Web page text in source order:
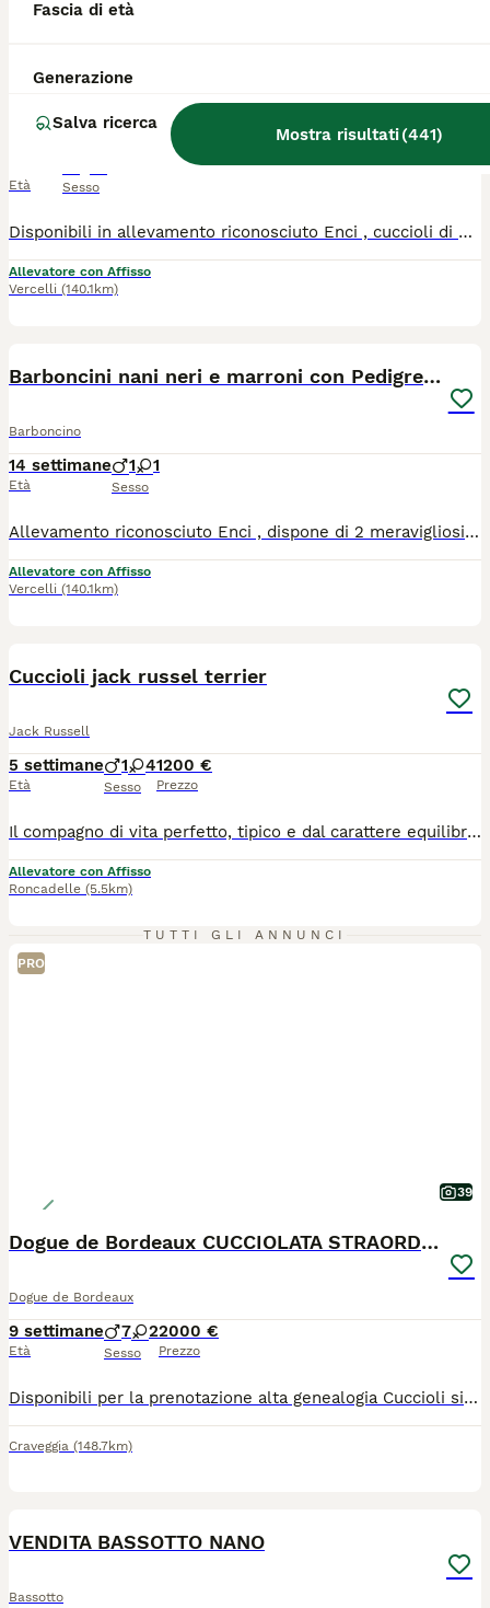
Fascia di età
Generazione
Salva ricerca
Mostra risultati(441)
Barboncini fulvi toy e nani con Pedigree
Barboncino
Età Sesso
Disponibili in allevamento riconosciuto Enci , cuccioli di Barbone toy e nani , in colorazione : Red , Albicocca e Champagne . In questo momento abbiamo anche un toy che rimarrà piccolissimo . Abbiamo cuccioli appena nati , che si possono prenotare e cuccioli gia pronti per andare in famiglia , in base alle esigenze del cliente . contatti : Grazia 3487693269 Verranno consegnati con Pedigree Enci , ciclo vaccinale , inoculazione del microcip , iscrizione all'anagrafe canina , dieta personalizzata ed inoltre già abituati all'uso della traversina . Genitori con test genetici e visibili in allevamento . Non esitate a contattarci per qualunque chiarimento , sapremo sicuramente indirizzarvi sulla tipologia di cucciolo che fa per voi . I nostri contatti potete trovarli anche sul nostro sito internet : WWW.DELLANTICOULIVO:IT Siamo in Piemonte , in provincia di Vercelli ( Borgo d'Ale ) tre Vercelli e Torino .
Allevatore con Affisso
Vercelli (140.1km)
Barboncini nani neri e marroni con Pedigree Enci
Barboncino
14 settimane
Età
1 1
Sesso
Allevamento riconosciuto Enci , dispone di 2 meravigliosi cuccioli di barbone nero ( 1 maschio e 1 femmina ). Disponibili anche 1 maschio e 1 femmina di marroni nati il 01/08/2026 . Saranno pronti per le nuove famiglie dopo i 70 /90 giorni , muniti di Pedigree Enci , 3 vaccinazioni , sverminazioni e gia abituati all'uso della traversina . Contattare Grazia al 3487693269 Il nostro contatto lo trovate anche sul nostro sito web : www.dellanticoulivo.it I genitori sono visibili e testati contro le principali malattie ereditarie .
Allevatore con Affisso
Vercelli (140.1km)
Cuccioli jack russel terrier
Jack Russell
5 settimane
Età
1 4
Sesso
1200 €
Prezzo
Il compagno di vita perfetto, tipico e dal carattere equilibrato vi sta aspettando! Il nostro Allevamento Professionale con Affisso Riconosciuto ENCI / FCI annuncia la disponibilità di una meravigliosa cucciolata di Jack Russell Terrier a pelo liscio. I piccoli sono nati e cresciuti in un ambiente domestico, circondati da costanti stimoli per garantire una corretta socializzazione e un temperamento sereno, sicuro e fiducioso. Disponibili per la prenotazione: 4 splendide femminucce 🎀 1 dolcissimo maschietto 💙 Come allevamento professionale, la tutela della salute, la selezione morfologica e la trasparenza sono i nostri pilastri fondamentali. Ogni cucciolo verrà ceduto esclusivamente dopo i 60 giorni di vita, munito di: Pedigree ROI con prestigioso Affisso ENCI/FCI (certificato ufficiale di genealogia e purezza) Microchip inserito e registrazione all'anagrafe canina nazionale Libretto sanitario con ciclo di vaccinazioni avviato Sverminazioni complete ed eseguite secondo protocollo Certificato medico di buona salute redatto dal nostro veterinario di fiducia I genitori dei cuccioli, selezionati per aderenza allo standard di razza, sono di nostra proprietà e visibili in allevamento insieme ai piccoli. Il Jack Russell Terrier è un cane straordinario: intelligente, leale, compatto e pieno di gioia di vivere, perfetto sia per la vita in famiglia che per i proprietari più dinamici.
Allevatore con Affisso
Roncadelle (5.5km)
TUTTI GLI ANNUNCI
PRO
39
Dogue de Bordeaux CUCCIOLATA STRAORDINARIA
Dogue de Bordeaux
9 settimane
Età
7 2
Sesso
2000 €
Prezzo
Disponibili per la prenotazione alta genealogia Cuccioli sia maschi che femmine di Dogue de Bordeaux nati il 02.06.2026. In allevamento riconosciuto ENCI/FCI. Verranno consegnati dopo i 65 gg compiuti, con vaccini, sverminazioni,microchip e pedigree . Per visite e prenotazioni 3476005061 Astenersi da facili entusiasmi!!!
Craveggia (148.7km)
VENDITA BASSOTTO NANO
Bassotto